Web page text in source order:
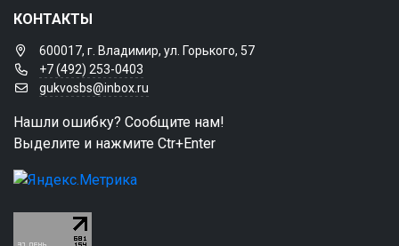
КОНТАКТЫ
600017, г. Владимир, ул. Горького, 57
+7 (492) 253-0403
gukvosbs@inbox.ru
Нашли ошибку? Сообщите нам!
Выделите и нажмите Ctr+Enter